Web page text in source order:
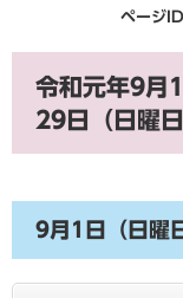
ページ
令和元年9月
29日（日曜日
9月1日（日曜